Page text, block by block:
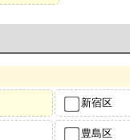
新宿区
豊島区